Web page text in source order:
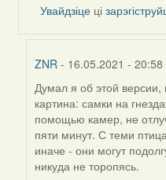
Увайдзіце ці
ZNR - 16.05.2021 - 20:58
In
reply
to
by
Harrier
Думал я об этой версии,
картина: самки на
помощью камер, не
пяти минут. С теми
иначе - они могут
никуда не торопясь.